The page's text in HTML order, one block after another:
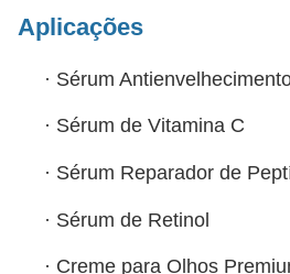
Aplicações
· Sérum
· Sérum de Vitamina C
· Sérum Reparador de
· Sérum de Retinol
· Creme para Olhos